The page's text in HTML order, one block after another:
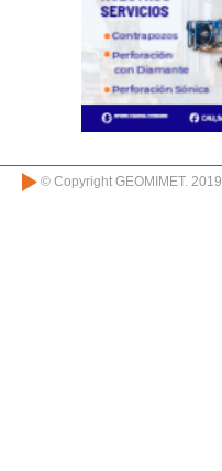
© Copyright GEOMIMET. 2019